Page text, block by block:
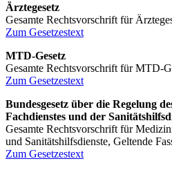
Ärztegesetz
Gesamte Rechtsvorschrift für
Zum Gesetzestext
MTD-Gesetz
Gesamte Rechtsvorschrift für MTD-
Zum Gesetzestext
Bundesgesetz über die Regelung
Fachdienstes und der
Gesamte Rechtsvorschrift für
und Sanitätshilfsdienste, Geltende
Zum Gesetzestext